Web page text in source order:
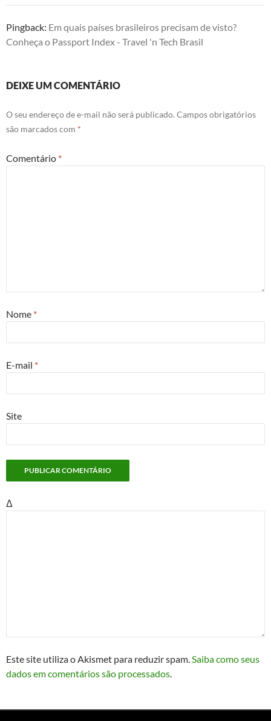
Pingback: Em quais países brasileiros precisam de visto?
Conheça o Passport Index - Travel 'n Tech Brasil
DEIXE UM COMENTÁRIO
O seu endereço de e-mail não será publicado. Campos obrigatórios
são marcados com *
Comentário *
Nome *
E-mail *
Site
Δ
Este site utiliza o Akismet para reduzir spam.Saiba como seus
dados em comentários são processados.